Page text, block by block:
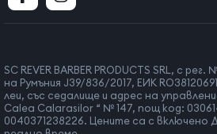
SC REVER BARBER PRODUCTS SRL, с
на Румъния J39/836/2017, ЕИК
леи, със седалище и адрес на
Calea Calarasilor “ № 147, пощ код:
0040371238226. Цените са с